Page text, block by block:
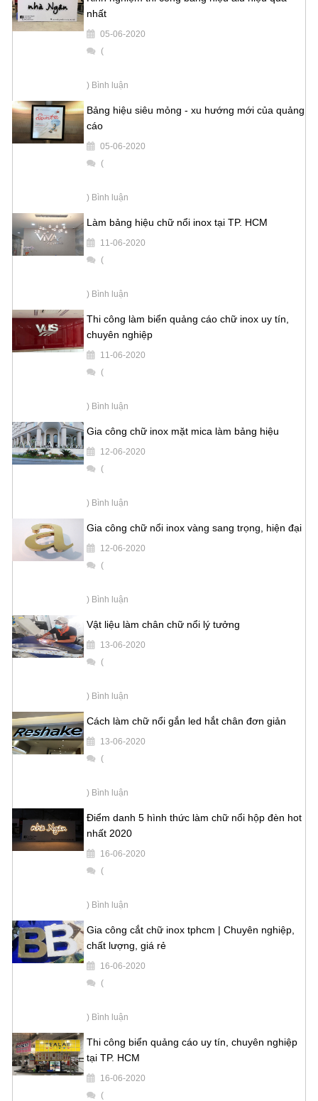
nhất
05-06-2020
(
) Bình luận
Bảng hiệu siêu mỏng - xu hướng mới của quảng
cáo
05-06-2020
(
) Bình luận
Làm bảng hiệu chữ nổi inox tại TP. HCM
11-06-2020
(
) Bình luận
Thi công làm biển quảng cáo chữ inox uy tín,
chuyên nghiệp
11-06-2020
(
) Bình luận
Gia công chữ inox mặt mica làm bảng hiệu
12-06-2020
(
) Bình luận
Gia công chữ nổi inox vàng sang trọng, hiện đại
12-06-2020
(
) Bình luận
Vật liệu làm chân chữ nổi lý tưởng
13-06-2020
(
) Bình luận
Cách làm chữ nổi gắn led hắt chân đơn giản
13-06-2020
(
) Bình luận
Điểm danh 5 hình thức làm chữ nổi hộp đèn hot
nhất 2020
16-06-2020
(
) Bình luận
Gia công cắt chữ inox tphcm | Chuyên nghiệp,
chất lượng, giá rẻ
16-06-2020
(
) Bình luận
Thi công biển quảng cáo uy tín, chuyên nghiệp
tại TP. HCM
16-06-2020
(